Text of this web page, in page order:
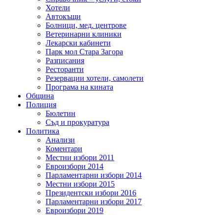
Хотели
Автокъщи
Болници, мед. центрове
Ветеринарни клиники
Лекарски кабинети
Парк мол Стара Загора
Разписания
Ресторанти
Резервации хотели, самолети
Програма на кината
Община
Полиция
Бюлетин
Съд и прокуратура
Политика
Анализи
Коментари
Местни избори 2011
Евроизбори 2014
Парламентарни избори 2014
Местни избори 2015
Президентски избори 2016
Парламентарни избори 2017
Евроизбори 2019